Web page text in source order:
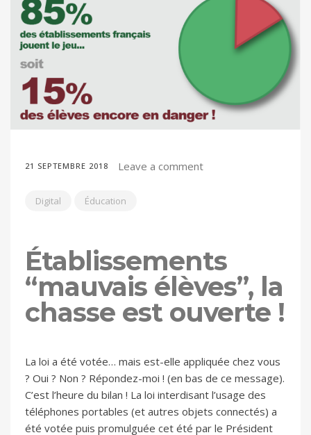
21 SEPTEMBRE 2018 Leave a comment
Digital Éducation
Établissements
“mauvais élèves”, la
chasse est ouverte !
La loi a été votée… mais est-elle appliquée chez vous
? Oui ? Non ? Répondez-moi ! (en bas de ce message).
C’est l’heure du bilan ! La loi interdisant l’usage des
téléphones portables (et autres objets connectés) a
été votée puis promulguée cet été par le Président